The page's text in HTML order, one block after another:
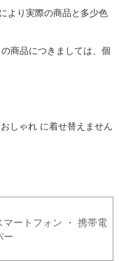
より実際の商品と多少色
商品につきましては、個
しゃれ に着せ替えません
ートフォン ・ 携帯電
ー